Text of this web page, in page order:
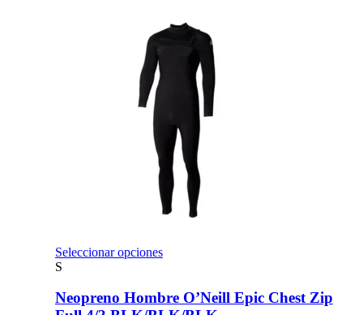
Seleccionar opcionesEste
múltiples
variantes.
S
Neopreno Hombre O’Neill Epic Chest Zip